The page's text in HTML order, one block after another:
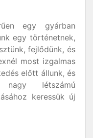
egy gyárban
egy történetnek,
fejlődünk, és
most izgalmas
előtt állunk, és
létszámú
keressük új